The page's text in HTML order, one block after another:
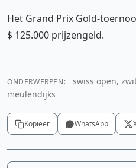
Het Grand Prix Gold-
$ 125.000 prijzengeld.
ONDERWERPEN:
swiss open,
meulendijks
Kopieer WhatsApp